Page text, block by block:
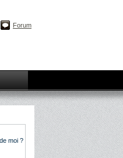
Forum
moi ?